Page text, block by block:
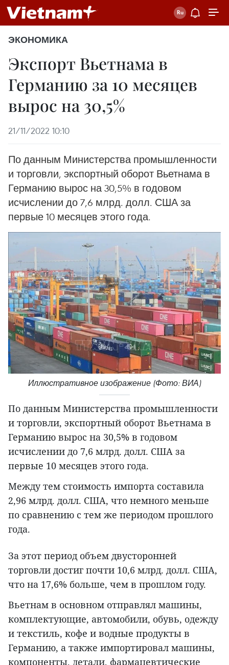
ЭКОНОМИКА
Экспорт Вьетнама в
Германию за 10 месяцев
вырос на 30,5%
21/11/2022 10:10
По данным Министерства промышленности
и торговли, экспортный оборот Вьетнама в
Германию вырос на 30,5% в годовом
исчислении до 7,6 млрд. долл. США за
первые 10 месяцев этого года.
Иллюстративное изображение (Фото: ВИА)
По данным Министерства промышленности
и торговли, экспортный оборот Вьетнама в
Германию вырос на 30,5% в годовом
исчислении до 7,6 млрд. долл. США за
первые 10 месяцев этого года.
Между тем стоимость импорта составила
2,96 млрд. долл. США, что немного меньше
по сравнению с тем же периодом прошлого
года.
За этот период объем двусторонней
торговли достиг почти 10,6 млрд. долл. США,
что на 17,6% больше, чем в прошлом году.
Вьетнам в основном отправлял машины,
комплектующие, автомобили, обувь, одежду
и текстиль, кофе и водные продукты в
Германию, а также импортировал машины,
компоненты, детали, фармацевтические